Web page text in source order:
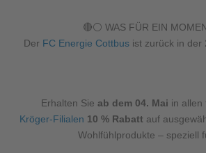
🔴⚪️ WAS FÜR EIN
Der FC Energie Cottbus ist zurück in der
Erhalten Sie ab dem 04. Mai in allen
Kröger-Filialen 10 % Rabatt auf
Wohlfühlprodukte – speziell